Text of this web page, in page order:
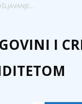
I